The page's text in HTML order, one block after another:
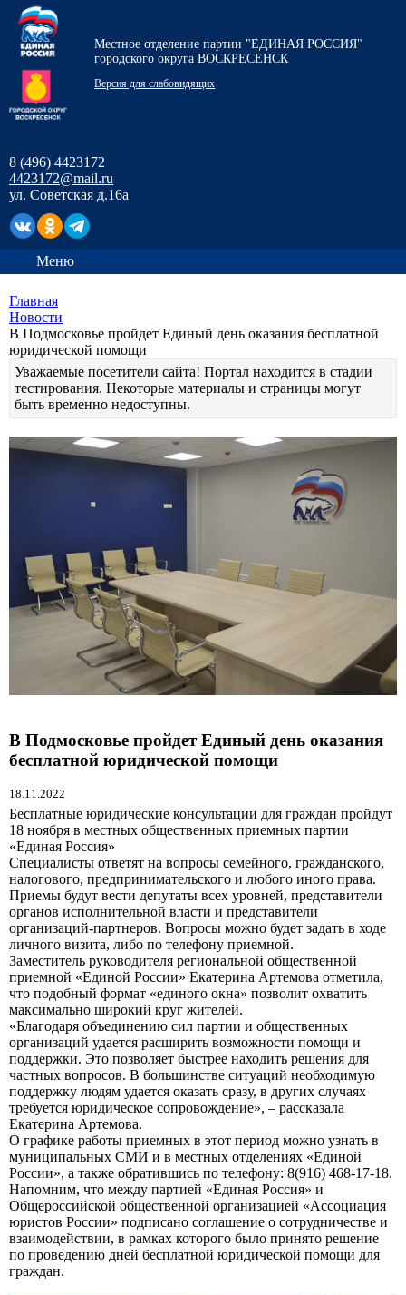
Местное отделение партии "ЕДИНАЯ РОССИЯ"
городского округа ВОСКРЕСЕНСК
Версия для слабовидящих
8 (496) 4423172
4423172@mail.ru
ул. Советская д.16а
Меню
Главная
Новости
В Подмосковье пройдет Единый день оказания бесплатной
юридической помощи
Уважаемые посетители сайта! Портал находится в стадии
тестирования. Некоторые материалы и страницы могут
быть временно недоступны.
В Подмосковье пройдет Единый день оказания
бесплатной юридической помощи
18.11.2022
Бесплатные юридические консультации для граждан пройдут
18 ноября в местных общественных приемных партии
«Единая Россия»
Специалисты ответят на вопросы семейного, гражданского,
налогового, предпринимательского и любого иного права.
Приемы будут вести депутаты всех уровней, представители
органов исполнительной власти и представители
организаций-партнеров. Вопросы можно будет задать в ходе
личного визита, либо по телефону приемной.
Заместитель руководителя региональной общественной
приемной «Единой России» Екатерина Артемова отметила,
что подобный формат «единого окна» позволит охватить
максимально широкий круг жителей.
«Благодаря объединению сил партии и общественных
организаций удается расширить возможности помощи и
поддержки. Это позволяет быстрее находить решения для
частных вопросов. В большинстве ситуаций необходимую
поддержку людям удается оказать сразу, в других случаях
требуется юридическое сопровождение», – рассказала
Екатерина Артемова.
О графике работы приемных в этот период можно узнать в
муниципальных СМИ и в местных отделениях «Единой
России», а также обратившись по телефону: 8(916) 468-17-18.
Напомним, что между партией «Единая Россия» и
Общероссийской общественной организацией «Ассоциация
юристов России» подписано соглашение о сотрудничестве и
взаимодействии, в рамках которого было принято решение
по проведению дней бесплатной юридической помощи для
граждан.